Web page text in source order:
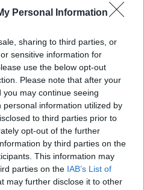
Personal Information
sharing to third parties, or
sensitive information for
use the below opt-out
Please note that after your
may continue seeing
information utilized by
to third parties prior to
opt-out of the further
by third parties on the
This information may
parties on the IAB’s List of
may further disclose it to other
van egy olyan
nyeregtető esetében
egyforma hosszú
amiből sokkal
összeszedni.
a gerincrúd a földhöz ér,
befejezni, mivel érdemi
menedék
le ágakkal, avarral, vagy
megmaradhat.